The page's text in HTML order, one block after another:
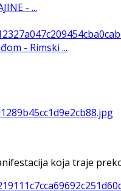
- ...
- Rimski ...
koja traje